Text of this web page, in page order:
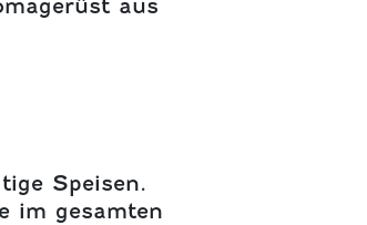
aus
Speisen.
im gesamten